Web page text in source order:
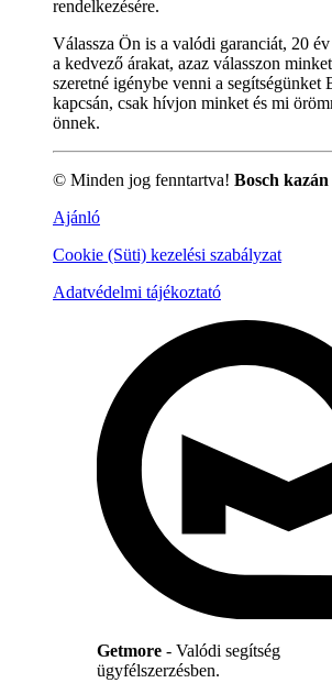
rendelkezésére.
Válassza Ön is a valódi garanciát, 20 év
a kedvező árakat, azaz válasszon
szeretné igénybe venni a segítségünket
kapcsán, csak hívjon minket és mi
önnek.
© Minden jog fenntartva! Bosch
Ajánló
Cookie (Süti) kezelési szabályzat
Adatvédelmi tájékoztató
Getmore - Valódi segítség
ügyfélszerzésben.